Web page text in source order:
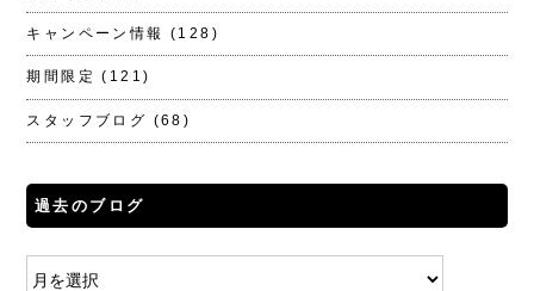
キャンペーン情報 (128)
期間限定 (121)
スタッフブログ (68)
過去のブログ